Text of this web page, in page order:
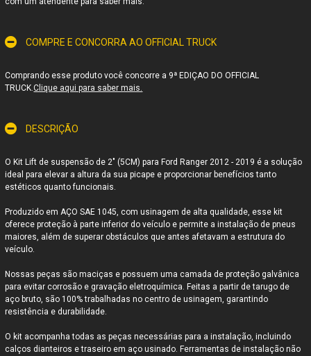
COMPRE E CONCORRA AO OFFICIAL TRUCK
Comprando esse produto você concorre a 9ª EDIÇAO DO OFFICIAL
TRUCK.Clique aqui para saber mais.
DESCRIÇÃO
O Kit Lift de suspensão de 2" (5CM) para Ford Ranger 2012 - 2019 é a solução
ideal para elevar a altura da sua picape e proporcionar benefícios tanto
estéticos quanto funcionais.
Produzido em AÇO SAE 1045, com usinagem de alta qualidade, esse kit
oferece proteção à parte inferior do veículo e permite a instalação de pneus
maiores, além de superar obstáculos que antes afetavam a estrutura do
veículo.
Nossas peças são maciças e possuem uma camada de proteção galvânica
para evitar corrosão e gravação eletroquímica. Feitas a partir de tarugo de
aço bruto, são 100% trabalhadas no centro de usinagem, garantindo
resistência e durabilidade.
O kit acompanha todas as peças necessárias para a instalação, incluindo
calços dianteiros e traseiro em aço usinado. Ferramentas de instalação não